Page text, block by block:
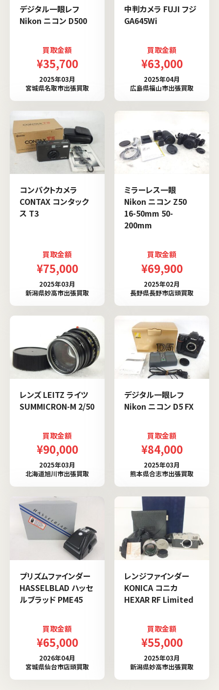
デジタル一眼レフ
Nikon ニコン D500
買取金額
¥35,700
2025年03月
宮城県名取市出張買取
中判カメラ FUJI フジ
GA645Wi
買取金額
¥63,000
2025年04月
広島県福山市出張買取
コンパクトカメラ
CONTAX コンタック
ス T3
買取金額
¥75,000
2025年03月
新潟県妙高市出張買取
ミラーレス一眼
Nikon ニコン Z50
16-50mm 50-
200mm
買取金額
¥69,900
2025年02月
長野県長野市店頭買取
レンズ LEITZ ライツ
SUMMICRON-M 2/50
買取金額
¥90,000
2025年03月
北海道旭川市出張買取
デジタル一眼レフ
Nikon ニコン D5 FX
買取金額
¥84,000
2025年03月
熊本県合志市出張買取
プリズムファインダー
HASSELBLAD ハッセ
ルブラッド PME45
買取金額
¥65,000
2026年04月
宮城県仙台市店頭買取
レンジファインダー
KONICA コニカ
HEXAR RF Limited
買取金額
¥55,000
2025年03月
新潟県妙高市出張買取